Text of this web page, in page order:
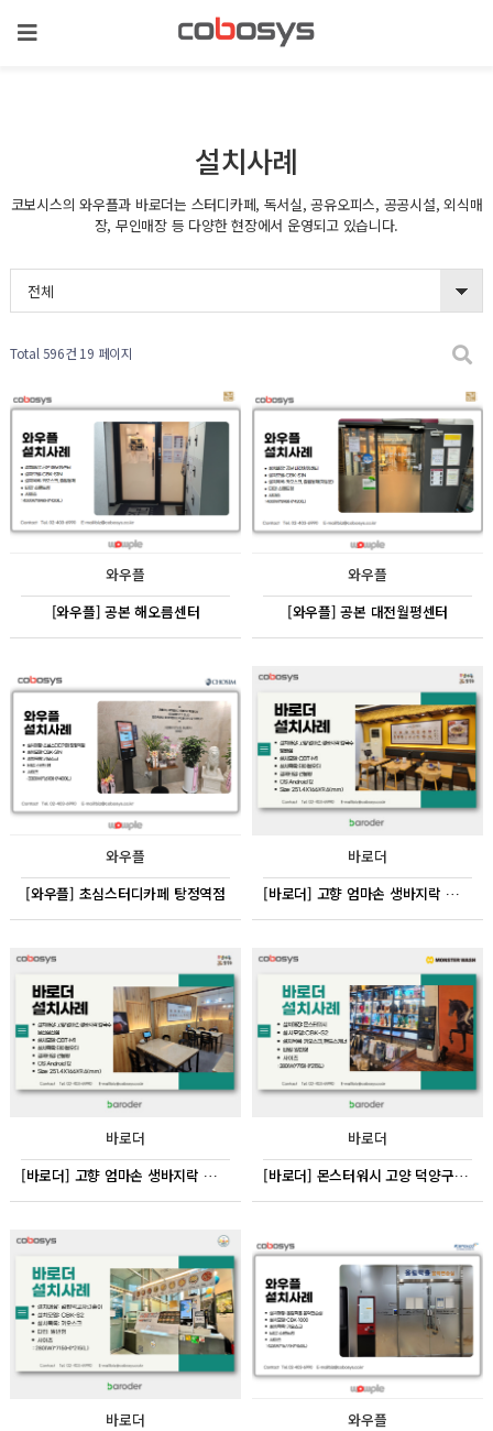
설치사례
코보시스의 와우플과 바로더는 스터디카페, 독서실, 공유오피스, 공공시설, 외식매
장, 무인매장 등 다양한 현장에서 운영되고 있습니다.
전체
Total 596건 19 페이지
와우플
[와우플] 공본 해오름센터
와우플
[와우플] 공본 대전월평센터
와우플
[와우플] 초심스터디카페 탕정역점
바로더
[바로더] 고향 엄마손 생바지락 칼국수 방배점
바로더
[바로더] 고향 엄마손 생바지락 칼국수 울산삼산점
바로더
[바로더] 몬스터워시 고양 덕양구 동산동
바로더
와우플